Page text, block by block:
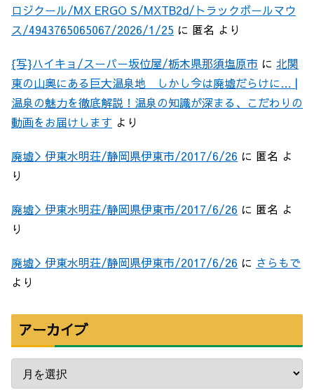
ロジクール/MX ERGO S/MXTB2d/トラックボールマウ
ス/4943765065067/2026/1/25 に 匿名 より
{写}ハイキョ/スーパー坂位屋/栃木県那須塩原市 に 北関
東の山奥にある巨大温泉地 しかし今は廃墟だらけに… |
温泉の魅力を徹底解説！温泉の知識が深まる、こだわりの
動画をお届けします より
廃墟＞伊東水明荘/静岡県伊東市/2017/6/26 に 匿名 よ
り
廃墟＞伊東水明荘/静岡県伊東市/2017/6/26 に 匿名 よ
り
廃墟＞伊東水明荘/静岡県伊東市/2017/6/26 に さらもで
より
アーカイブ